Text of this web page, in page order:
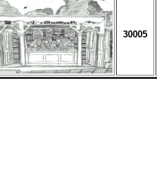
30005